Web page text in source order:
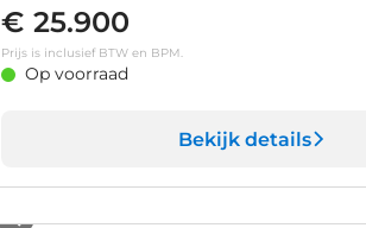
€ 25.900
Prijs is inclusief BTW en BPM.
Op voorraad
Bekijk details